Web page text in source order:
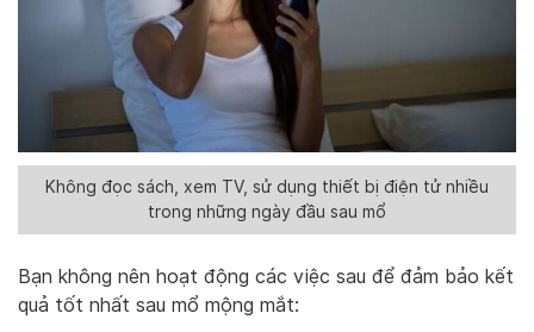
Không đọc sách, xem TV, sử dụng thiết bị điện tử nhiều
trong những ngày đầu sau mổ
Bạn không nên hoạt động các việc sau để đảm bảo kết
quả tốt nhất sau mổ mộng mắt: